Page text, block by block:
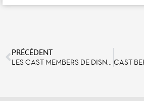
PRÉCÉDENT
LES CAST MEMBERS DE DISNEYLAND PARIS SONT PRÊTS POUR LE GRAND FINAL DU 30E ANNIVERSAIRE !